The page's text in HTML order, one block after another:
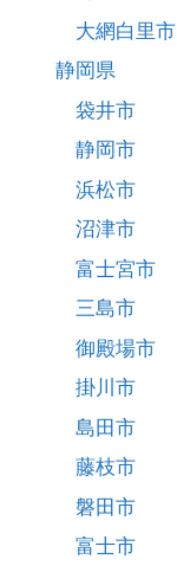
大網白里市
静岡県
袋井市
静岡市
浜松市
沼津市
富士宮市
三島市
御殿場市
掛川市
島田市
藤枝市
磐田市
富士市